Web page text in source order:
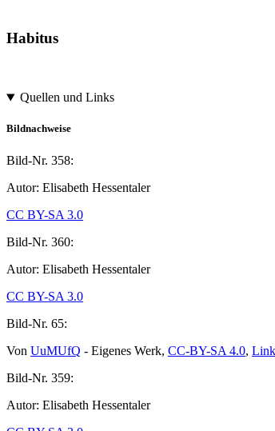
Habitus
Quellen und Links
Bildnachweise
Bild-Nr. 358:
Autor: Elisabeth Hessentaler
CC BY-SA 3.0
Bild-Nr. 360:
Autor: Elisabeth Hessentaler
CC BY-SA 3.0
Bild-Nr. 65:
Von UuMUfQ - Eigenes Werk, CC-BY-SA 4.0, Link
Bild-Nr. 359:
Autor: Elisabeth Hessentaler